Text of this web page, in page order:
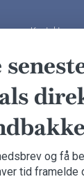
Kontakt os
Besøg
og få
tid framelde